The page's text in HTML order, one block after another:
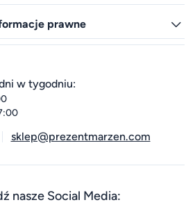
prawne
w tygodniu:
sklep@prezentmarzen.com
nasze Social Media: